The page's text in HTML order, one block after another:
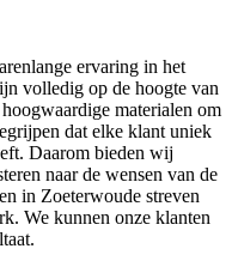
ervaring in het
volledig op de hoogte van
materialen om
dat elke klant uniek
Daarom bieden wij
naar de wensen van de
in Zoeterwoude streven
We kunnen onze klanten